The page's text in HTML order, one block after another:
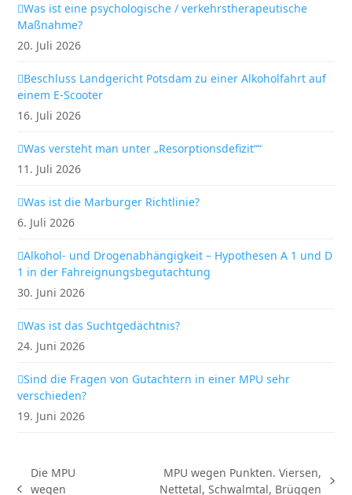
Was ist eine psychologische / verkehrstherapeutische
Maßnahme?
20. Juli 2026
Beschluss Landgericht Potsdam zu einer Alkoholfahrt auf
einem E-Scooter
16. Juli 2026
Was versteht man unter „Resorptionsdefizit““
11. Juli 2026
Was ist die Marburger Richtlinie?
6. Juli 2026
Alkohol- und Drogenabhängigkeit – Hypothesen A 1 und D
1 in der Fahreignungsbegutachtung
30. Juni 2026
Was ist das Suchtgedächtnis?
24. Juni 2026
Sind die Fragen von Gutachtern in einer MPU sehr
verschieden?
19. Juni 2026
Die MPU
wegen
Nächster
MPU wegen Punkten. Viersen,
Nettetal, Schwalmtal, Brüggen